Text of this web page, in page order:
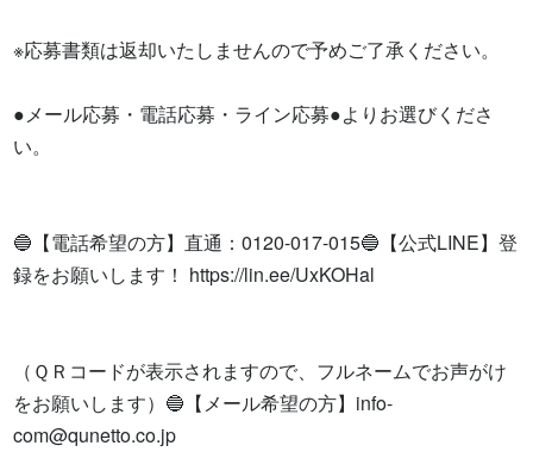
※応募書類は返却いたしませんので予めご了承ください。
●メール応募・電話応募・ライン応募●よりお選びくださ
い。
🔵【電話希望の方】直通：0120-017-015🔵【公式LINE】登
録をお願いします！ https://lin.ee/UxKOHal
（ＱＲコードが表示されますので、フルネームでお声がけ
をお願いします）🔵【メール希望の方】 info-
com@qunetto.co.jp